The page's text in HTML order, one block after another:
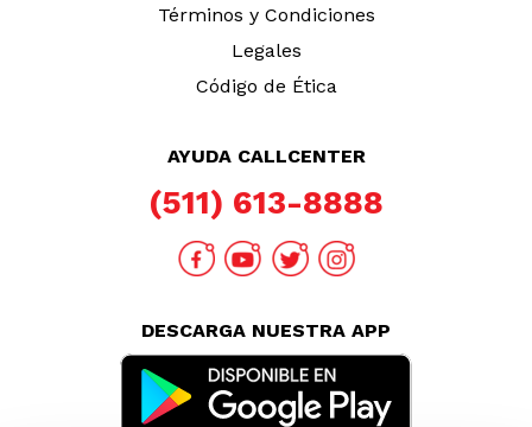
Términos y Condiciones
Legales
Código de Ética
AYUDA CALLCENTER
(511) 613-8888
DESCARGA NUESTRA APP